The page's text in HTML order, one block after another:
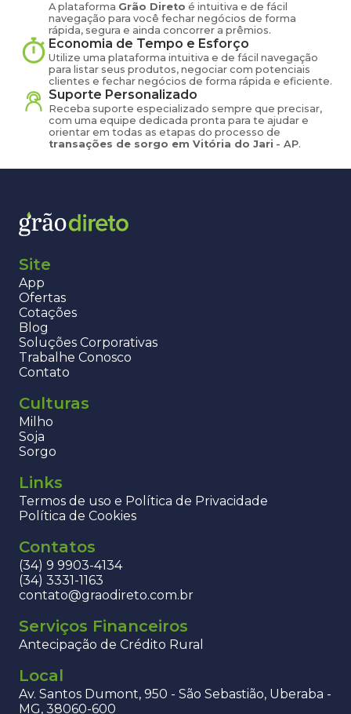
A plataforma Grão Direto é intuitiva e de fácil
navegação para você fechar negócios de forma
rápida, segura e ainda concorrer a prêmios.
Economia de Tempo e Esforço
Utilize uma plataforma intuitiva e de fácil navegação
para listar seus produtos, negociar com potenciais
clientes e fechar negócios de forma rápida e eficiente.
Suporte Personalizado
Receba suporte especializado sempre que precisar,
com uma equipe dedicada pronta para te ajudar e
orientar em todas as etapas do processo de
transações de sorgo em Vitória do Jari - AP.
Site
App
Ofertas
Cotações
Blog
Soluções Corporativas
Trabalhe Conosco
Contato
Culturas
Milho
Soja
Sorgo
Links
Termos de uso e Política de Privacidade
Política de Cookies
Contatos
(34) 9 9903-4134
(34) 3331-1163
contato@graodireto.com.br
Serviços Financeiros
Antecipação de Crédito Rural
Local
Av. Santos Dumont, 950 - São Sebastião, Uberaba -
MG, 38060-600